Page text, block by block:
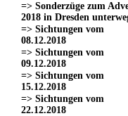
=> Sonderzüge zum
2018 in Dresden
=> Sichtungen vom
08.12.2018
=> Sichtungen vom
09.12.2018
=> Sichtungen vom
15.12.2018
=> Sichtungen vom
22.12.2018